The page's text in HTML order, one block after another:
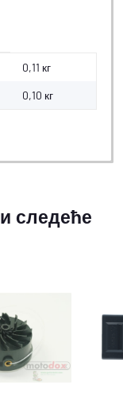
0,11 кг
0,10 кг
следеће